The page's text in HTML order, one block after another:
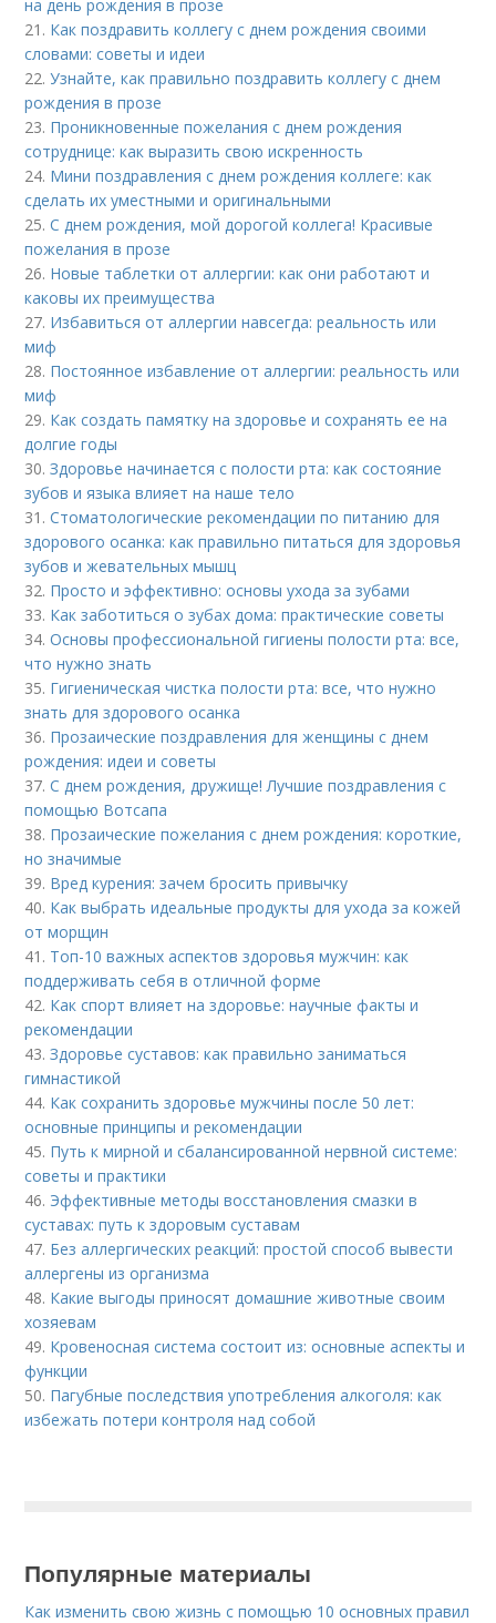
на день рождения в прозе
21. Как поздравить коллегу с днем рождения своими
словами: советы и идеи
22.Узнайте, как правильно поздравить коллегу с днем
рождения в прозе
23. Проникновенные пожелания с днем рождения
сотруднице: как выразить свою искренность
24. Мини поздравления с днем рождения коллеге: как
сделать их уместными и оригинальными
25.С днем рождения, мой дорогой коллега! Красивые
пожелания в прозе
26. Новые таблетки от аллергии: как они работают и
каковы их преимущества
27. Избавиться от аллергии навсегда: реальность или
миф
28. Постоянное избавление от аллергии: реальность или
миф
29. Как создать памятку на здоровье и сохранять ее на
долгие годы
30.Здоровье начинается с полости рта: как состояние
зубов и языка влияет на наше тело
31.Стоматологические рекомендации по питанию для
здорового осанка: как правильно питаться для здоровья
зубов и жевательных мышц
32. Просто и эффективно: основы ухода за зубами
33. Как заботиться о зубах дома: практические советы
34.Основы профессиональной гигиены полости рта: все,
что нужно знать
35. Гигиеническая чистка полости рта: все, что нужно
знать для здорового осанка
36. Прозаические поздравления для женщины с днем
рождения: идеи и советы
37.С днем рождения, дружище! Лучшие поздравления с
помощью Вотсапа
38. Прозаические пожелания с днем рождения: короткие,
но значимые
39. Вред курения: зачем бросить привычку
40. Как выбрать идеальные продукты для ухода за кожей
от морщин
41. Топ-10 важных аспектов здоровья мужчин: как
поддерживать себя в отличной форме
42. Как спорт влияет на здоровье: научные факты и
рекомендации
43.Здоровье суставов: как правильно заниматься
гимнастикой
44. Как сохранить здоровье мужчины после 50 лет:
основные принципы и рекомендации
45. Путь к мирной и сбалансированной нервной системе:
советы и практики
46. Эффективные методы восстановления смазки в
суставах: путь к здоровым суставам
47. Без аллергических реакций: простой способ вывести
аллергены из организма
48. Какие выгоды приносят домашние животные своим
хозяевам
49. Кровеносная система состоит из: основные аспекты и
функции
50. Пагубные последствия употребления алкоголя: как
избежать потери контроля над собой
Популярные материалы
Как изменить свою жизнь с помощью 10 основных правил